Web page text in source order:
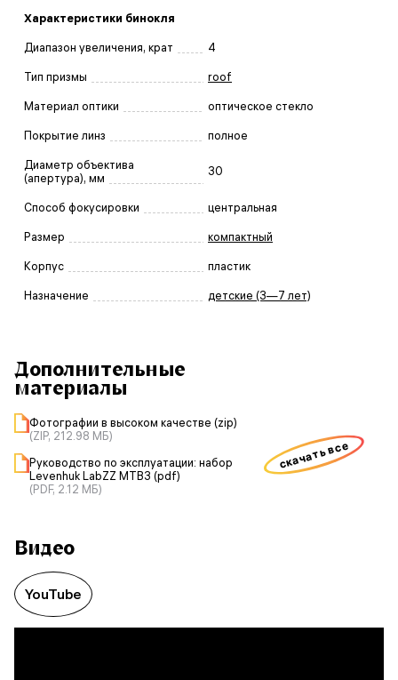
Характеристики бинокля
Диапазон увеличения, крат 4
Тип призмы roof
Материал оптики оптическое стекло
Покрытие линз полное
Диаметр объектива
(апертура), мм
30
Способ фокусировки центральная
Размер компактный
Корпус пластик
Назначение детские (3—7 лет)
Дополнительные
материалы
Фотографии в высоком качестве (zip)
(ZIP, 212.98 МБ)
Руководство по эксплуатации: набор
Levenhuk LabZZ MTВ3 (pdf)
(PDF, 2.12 МБ)
скачать все
Видео
YouTube